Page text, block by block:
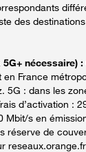
des
nécessaire) :
France
5G : dans les
d’activation :
Mbit/s en
réserve de